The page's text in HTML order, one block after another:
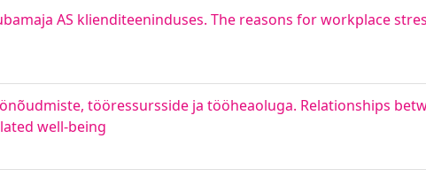
AS klienditeeninduses. The reasons for workplace
tööressursside ja tööheaoluga. Relationships
well-being